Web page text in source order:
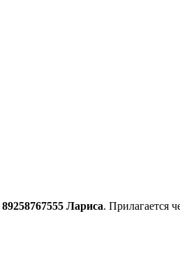
89258767555 Лариса. Прилагается